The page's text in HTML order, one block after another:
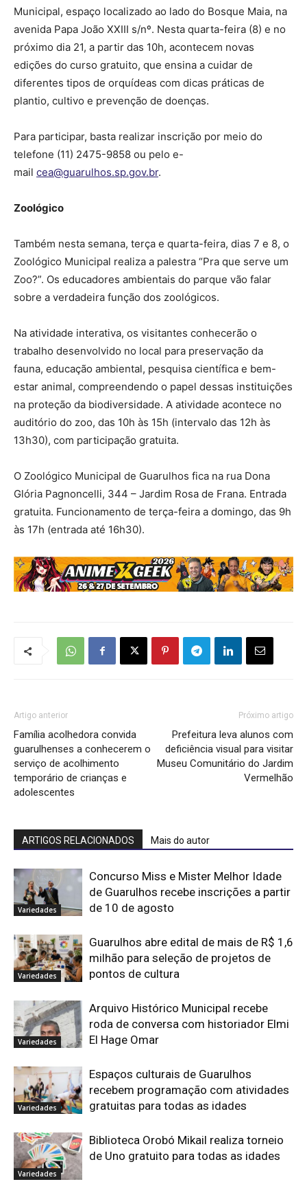
Municipal, espaço localizado ao lado do Bosque Maia, na
avenida Papa João XXIII s/nº. Nesta quarta-feira (8) e no
próximo dia 21, a partir das 10h, acontecem novas
edições do curso gratuito, que ensina a cuidar de
diferentes tipos de orquídeas com dicas práticas de
plantio, cultivo e prevenção de doenças.
Para participar, basta realizar inscrição por meio do
telefone (11) 2475-9858 ou pelo e-
mail cea@guarulhos.sp.gov.br.
Zoológico
Também nesta semana, terça e quarta-feira, dias 7 e 8, o
Zoológico Municipal realiza a palestra “Pra que serve um
Zoo?”. Os educadores ambientais do parque vão falar
sobre a verdadeira função dos zoológicos.
Na atividade interativa, os visitantes conhecerão o
trabalho desenvolvido no local para preservação da
fauna, educação ambiental, pesquisa científica e bem-
estar animal, compreendendo o papel dessas instituições
na proteção da biodiversidade. A atividade acontece no
auditório do zoo, das 10h às 15h (intervalo das 12h às
13h30), com participação gratuita.
O Zoológico Municipal de Guarulhos fica na rua Dona
Glória Pagnoncelli, 344 – Jardim Rosa de Frana. Entrada
gratuita. Funcionamento de terça-feira a domingo, das 9h
às 17h (entrada até 16h30).
Artigo anterior
Família acolhedora convida
guarulhenses a conhecerem o
serviço de acolhimento
temporário de crianças e
adolescentes
Próximo artigo
Prefeitura leva alunos com
deficiência visual para visitar
Museu Comunitário do Jardim
Vermelhão
ARTIGOS RELACIONADOS Mais do autor
Variedades
Concurso Miss e Mister Melhor Idade
de Guarulhos recebe inscrições a partir
de 10 de agosto
Variedades
Guarulhos abre edital de mais de R$ 1,6
milhão para seleção de projetos de
pontos de cultura
Variedades
Arquivo Histórico Municipal recebe
roda de conversa com historiador Elmi
El Hage Omar
Variedades
Espaços culturais de Guarulhos
recebem programação com atividades
gratuitas para todas as idades
Variedades
Biblioteca Orobó Mikail realiza torneio
de Uno gratuito para todas as idades